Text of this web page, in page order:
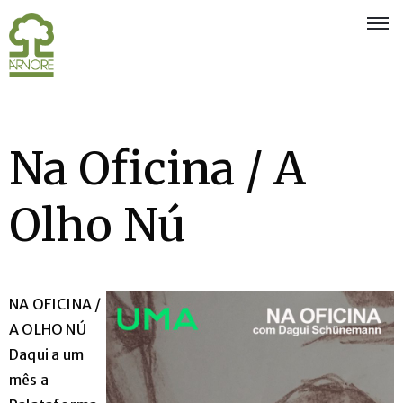
Eventos
Exposições
Associados
aos
Sócios
Notícias
Concursos
Na Oficina / A
Olho Nú
NA OFICINA /
A OLHO NÚ
Daqui a um
mês a